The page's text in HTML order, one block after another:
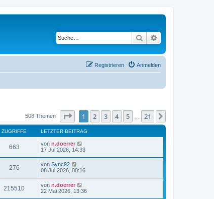
Suche
Anmelden
Registrieren
508 Themen Seite von21
1 2 3 4 5 21
ZUGRIFFE LETZTER BEITRAG
663 von n.doerrer
17 Jul 2026, 14:33
276 von Sync92
08 Jul 2026, 00:16
215510 von n.doerrer
22 Mai 2026, 13:36